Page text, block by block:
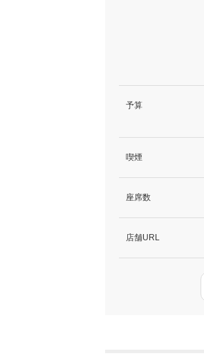
予算
喫煙
座席数
店舗URL